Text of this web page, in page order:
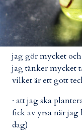
jag gör mycket
jag tänker mycket
vilket är ett gott
· att jag ska
fick av yrsa när
dag)